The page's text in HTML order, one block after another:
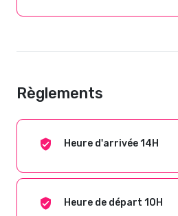
Règlements
Heure d'arrivée 14H
Heure de départ 10H